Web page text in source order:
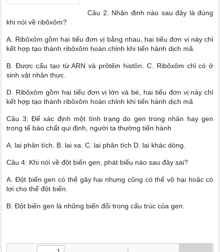
Câu 2: Nhận định nào sau đây là đúng
khi nói về ribôxôm?
A. Ribôxôm gồm hai tiểu đơn vị bằng nhau, hai tiểu đơn vị này chỉ
kết hợp tạo thành ribôxôm hoàn chỉnh khi tiến hành dịch mã.
B. Được cấu tạo từ ARN và prôtêin histôn. C. Ribôxôm chỉ có ở
sinh vật nhân thực.
D. Ribôxôm gồm hai tiểu đơn vị lớn và bé, hai tiểu đơn vị này chỉ
kết hợp tạo thành ribôxôm hoàn chỉnh khi tiến hành dịch mã
Câu 3: Để xác định một tính trạng do gen trong nhân hay gen
trong tế bào chất qui định, người ta thường tiến hành
A. lai phân tích. B. lai xa. C. lai phân tích D. lai khác dòng.
Câu 4: Khi nói về đột biến gen, phát biểu nào sau đây sai?
A. Đột biến gen có thể gây hại nhưng cũng có thể vô hại hoặc có
lợi cho thể đột biến.
B. Đột biến gen là những biến đổi trong cấu trúc của gen.